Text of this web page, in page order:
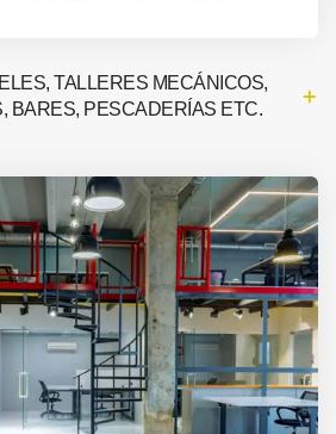
TALLERES MECÁNICOS,
BARES, PESCADERÍAS ETC.